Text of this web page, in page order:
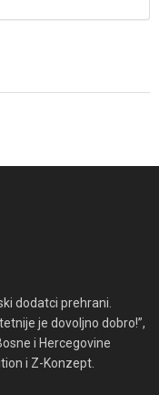
dodatci prehrani.
je dovoljno dobro!”,
i Hercegovine
i Z-Konzept.